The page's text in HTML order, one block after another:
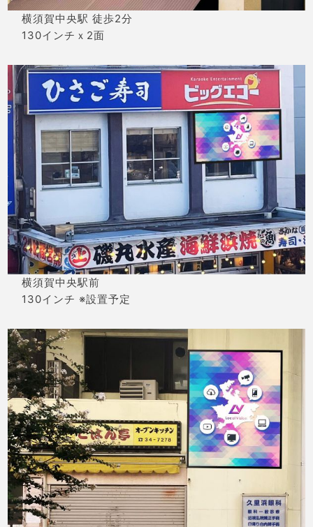
横須賀中央駅 徒歩2分
130インチｘ2面
横須賀中央駅前
130インチ ※設置予定